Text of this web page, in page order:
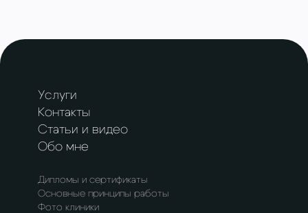
Обо мне
Дипломы и сертификаты
Основные принципы работы
Фото клиники
Услуги
Контакты
Статьи и видео